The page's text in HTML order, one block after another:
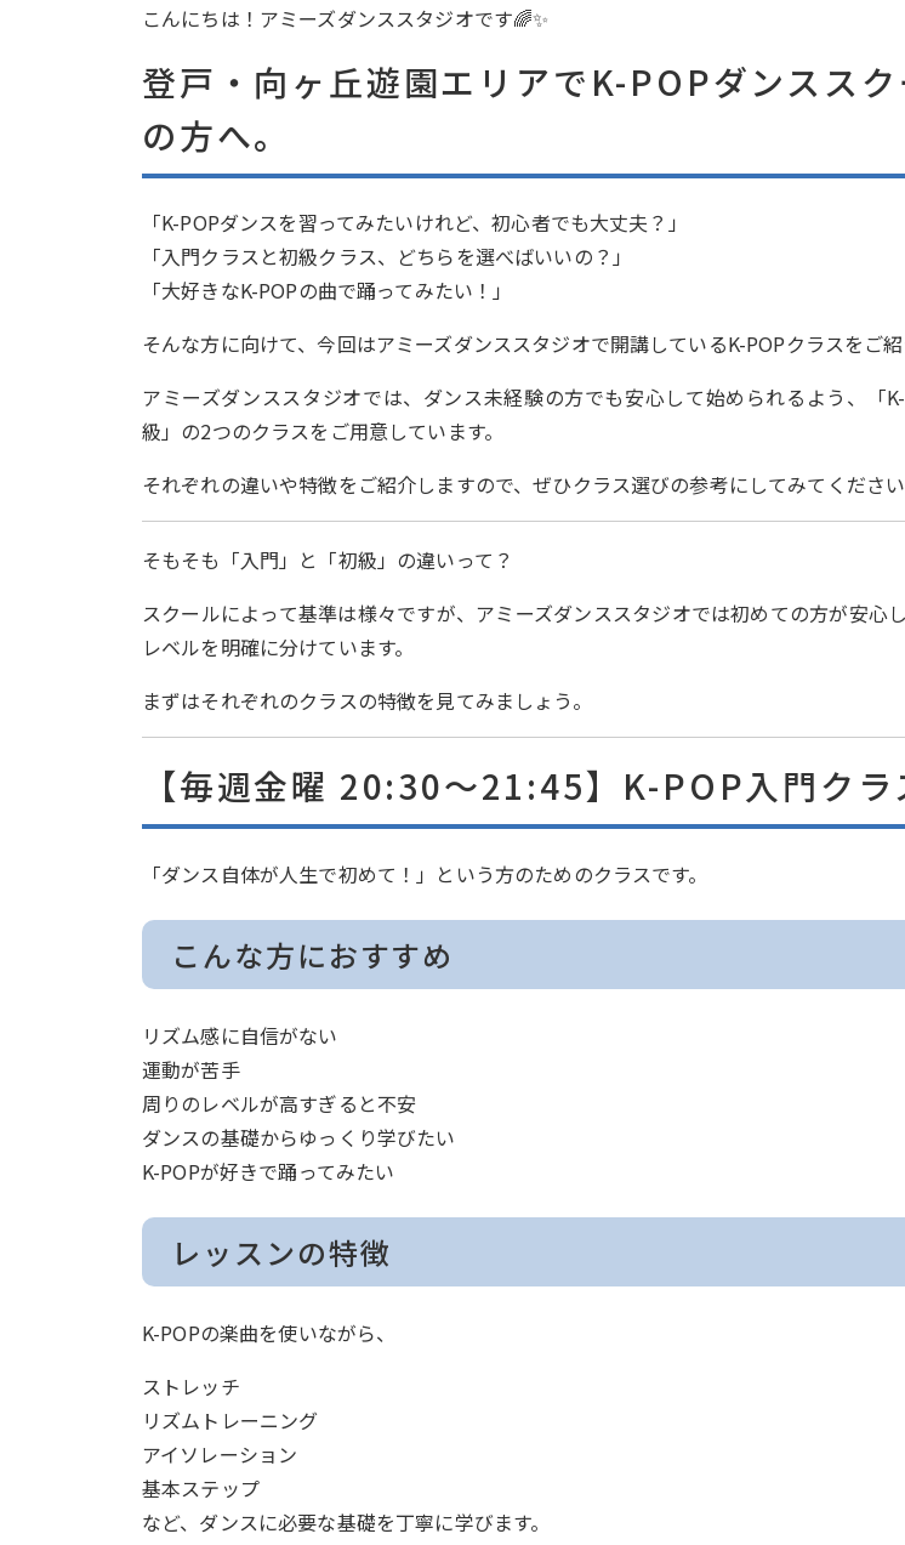
こんにちは！アミーズダンススタジオです🌈✨
登戸・向ヶ丘遊園エリアでK-POPダンスス
の方へ。
「K-POPダンスを習ってみたいけれど、初心者でも大丈夫？」
「入門クラスと初級クラス、どちらを選べばいいの？」
「大好きなK-POPの曲で踊ってみたい！」
そんな方に向けて、今回はアミーズダンススタジオで開講しているK-POPクラスをご紹
アミーズダンススタジオでは、ダンス未経験の方でも安心して始められるよう、「
級」の2つのクラスをご用意しています。
それぞれの違いや特徴をご紹介しますので、ぜひクラス選びの参考にしてみてくださ
そもそも「入門」と「初級」の違いって？
スクールによって基準は様々ですが、アミーズダンススタジオでは初めての方が安心
レベルを明確に分けています。
まずはそれぞれのクラスの特徴を見てみましょう。
【毎週金曜 20:30〜21:45】K-POP入門クラ
「ダンス自体が人生で初めて！」という方のためのクラスです。
こんな方におすすめ
リズム感に自信がない
運動が苦手
周りのレベルが高すぎると不安
ダンスの基礎からゆっくり学びたい
K-POPが好きで踊ってみたい
レッスンの特徴
K-POPの楽曲を使いながら、
ストレッチ
リズムトレーニング
アイソレーション
基本ステップ
など、ダンスに必要な基礎を丁寧に学びます。